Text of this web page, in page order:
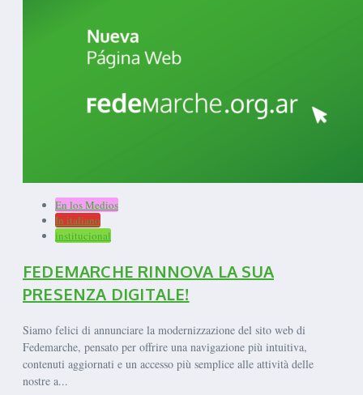
En los Medios
In italiano
institucional
FEDEMARCHE RINNOVA LA SUA
PRESENZA DIGITALE!
Siamo felici di annunciare la modernizzazione del sito web di
Fedemarche, pensato per offrire una navigazione più intuitiva,
contenuti aggiornati e un accesso più semplice alle attività delle
nostre a...